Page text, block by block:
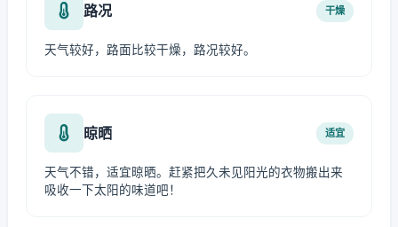
路况 干燥
天气较好，路面比较干燥，路况较好。
晾晒 适宜
天气不错，适宜晾晒。赶紧把久未见阳光的衣物搬出来
吸收一下太阳的味道吧！